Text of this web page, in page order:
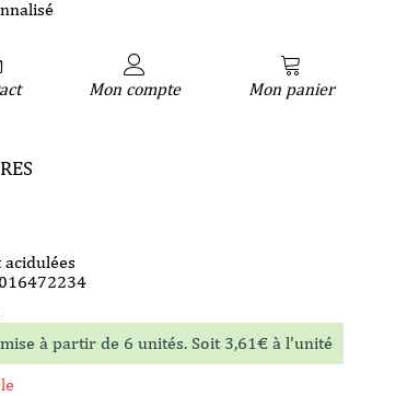
Mon compte Mon panier
à partir de 6 unités. Soit 3,61€ à l'unité